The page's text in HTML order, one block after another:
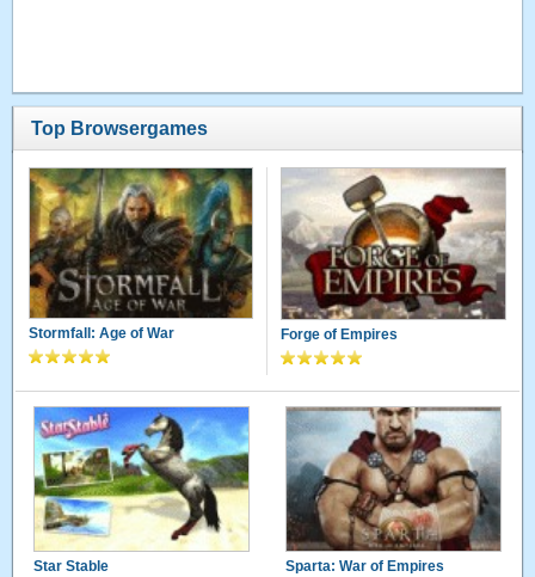
Top Browsergames
Stormfall: Age of War Forge of Empires
Star Stable Sparta: War of Empires